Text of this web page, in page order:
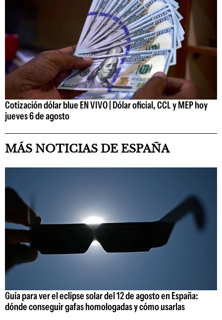
Cotización dólar blue EN VIVO | Dólar oficial, CCL y MEP hoy
jueves 6 de agosto
MÁS NOTICIAS DE ESPAÑA
Guía para ver el eclipse solar del 12 de agosto en España:
dónde conseguir gafas homologadas y cómo usarlas